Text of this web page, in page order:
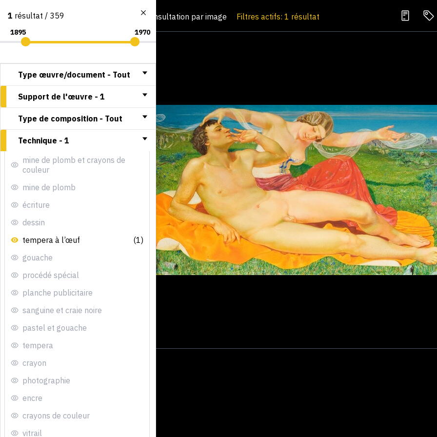
Consultation par image Filtres actifs: 1 résultat
1 résultat / 359
Type œuvre/document - Tout
Support de l'œuvre - 1
Type de composition - Tout
Technique - 1
mine de plomb et crayons de
couleur
mine de plomb
écriture
dessin
tempera à l’œuf
(1)
gouache
procédé spécial
planche publicitaire
sanguine et craie noire
pastel et gouache
tempera
crayon
photographie
encre
crayons de couleur
vitrail